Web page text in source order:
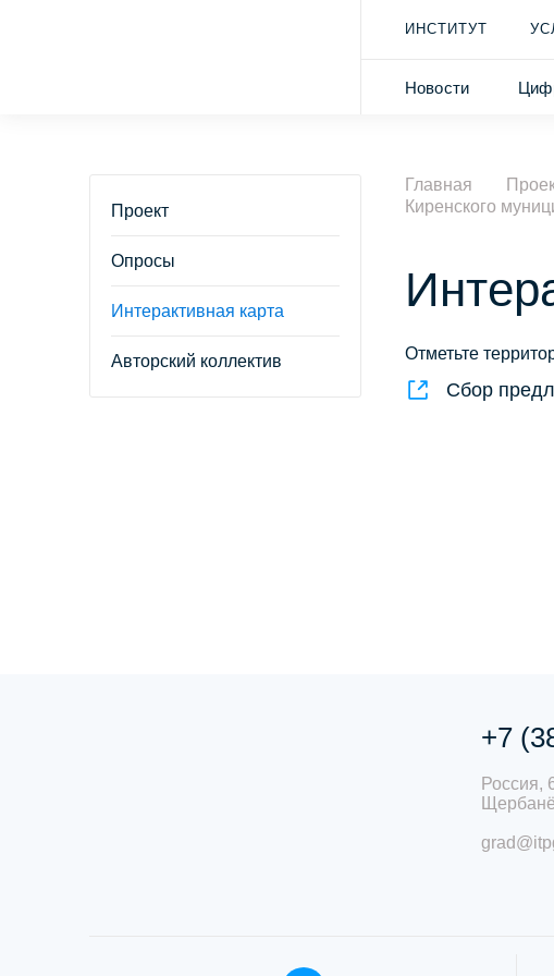
ИНСТИТУТ
Новости
Проект
Опросы
Интерактивная карта
Авторский коллектив
Главная
Киренского
Отметьте
Сбор
+7
Россия,